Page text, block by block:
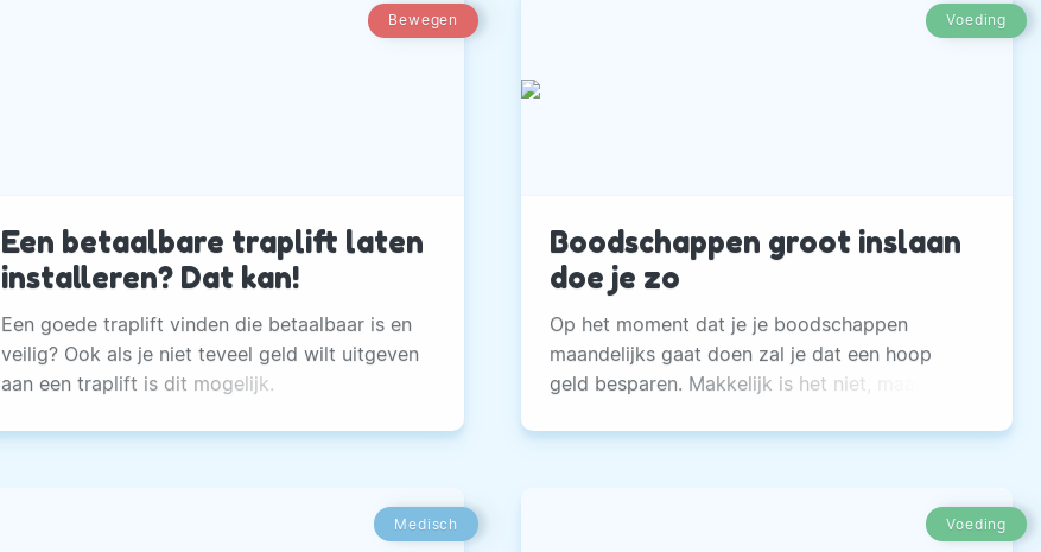
Bewegen
Een betaalbare traplift laten
installeren? Dat kan!
Een goede traplift vinden die betaalbaar is en
veilig? Ook als je niet teveel geld wilt uitgeven
aan een traplift is dit mogelijk.
Voeding
Boodschappen groot inslaan
doe je zo
Op het moment dat je je boodschappen
maandelijks gaat doen zal je dat een hoop
geld besparen. Makkelijk is het niet, maar het
Medisch Voeding